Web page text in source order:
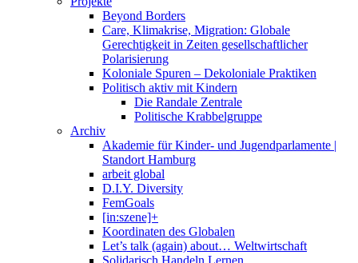
Beyond Borders
Care, Klimakrise, Migration: Globale
Gerechtigkeit in Zeiten gesellschaftlicher
Polarisierung
Koloniale Spuren – Dekoloniale Praktiken
Politisch aktiv mit Kindern
Die Randale Zentrale
Politische Krabbelgruppe
Archiv
Akademie für Kinder- und Jugendparlamente |
Standort Hamburg
arbeit global
D.I.Y. Diversity
FemGoals
[in:szene]+
Koordinaten des Globalen
Let’s talk (again) about… Weltwirtschaft
Solidarisch Handeln Lernen